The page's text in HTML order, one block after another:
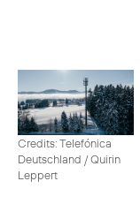
Credits: Telefónica
Deutschland / Quirin
Leppert